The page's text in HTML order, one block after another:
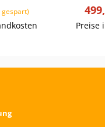
gespart)
Preise